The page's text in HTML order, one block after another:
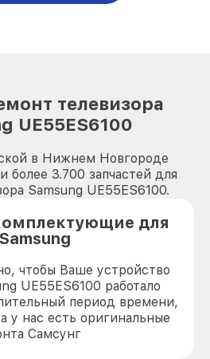
телевизора
UE55ES6100
в Нижнем Новгороде
более 3.700 запчастей для
Samsung UE55ES6100.
для
чтобы Ваше устройство
UE55ES6100 работало
период времени,
у нас есть оригинальные
Самсунг